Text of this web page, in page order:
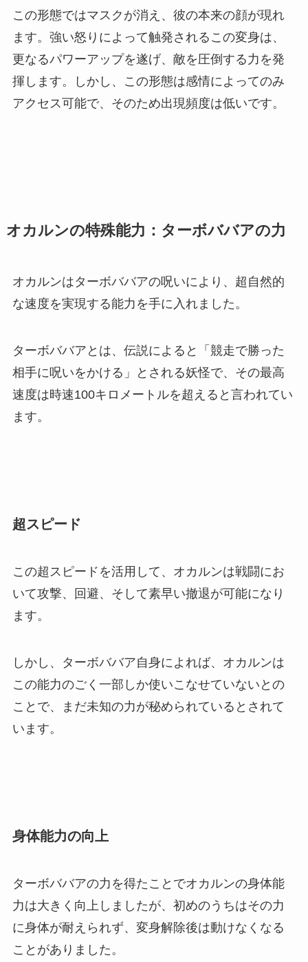
この形態ではマスクが消え、彼の本来の顔が現れ
ます。強い怒りによって触発されるこの変身は、
更なるパワーアップを遂げ、敵を圧倒する力を発
揮します。しかし、この形態は感情によってのみ
アクセス可能で、そのため出現頻度は低いです。
オカルンの特殊能力：ターボババアの力
オカルンはターボババアの呪いにより、超自然的
な速度を実現する能力を手に入れました。
ターボババアとは、伝説によると「競走で勝った
相手に呪いをかける」とされる妖怪で、その最高
速度は時速100キロメートルを超えると言われてい
ます。
超スピード
この超スピードを活用して、オカルンは戦闘にお
いて攻撃、回避、そして素早い撤退が可能になり
ます。
しかし、ターボババア自身によれば、オカルンは
この能力のごく一部しか使いこなせていないとの
ことで、まだ未知の力が秘められているとされて
います。
身体能力の向上
ターボババアの力を得たことでオカルンの身体能
力は大きく向上しましたが、初めのうちはその力
に身体が耐えられず、変身解除後は動けなくなる
ことがありました。